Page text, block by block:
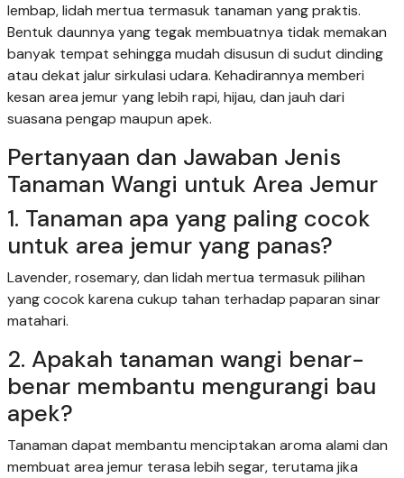
lembap, lidah mertua termasuk tanaman yang praktis.
Bentuk daunnya yang tegak membuatnya tidak memakan
banyak tempat sehingga mudah disusun di sudut dinding
atau dekat jalur sirkulasi udara. Kehadirannya memberi
kesan area jemur yang lebih rapi, hijau, dan jauh dari
suasana pengap maupun apek.
Pertanyaan dan Jawaban Jenis
Tanaman Wangi untuk Area Jemur
1. Tanaman apa yang paling cocok
untuk area jemur yang panas?
Lavender, rosemary, dan lidah mertua termasuk pilihan
yang cocok karena cukup tahan terhadap paparan sinar
matahari.
2. Apakah tanaman wangi benar-
benar membantu mengurangi bau
apek?
Tanaman dapat membantu menciptakan aroma alami dan
membuat area jemur terasa lebih segar, terutama jika